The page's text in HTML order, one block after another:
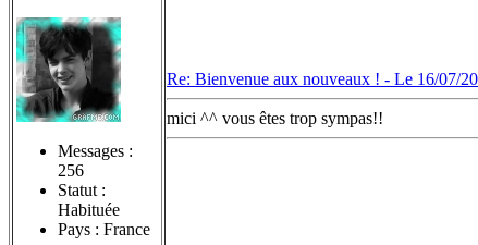
Messages :
256
Statut :
Habituée
Pays : France
Re: Bienvenue aux nouveaux ! - Le 16/07/
mici ^^ vous êtes trop sympas!!